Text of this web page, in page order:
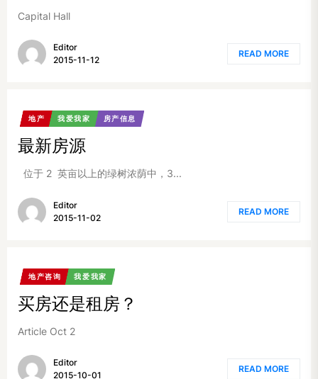
Capital Hall
Editor
2015-11-12
READ MORE
地产 我爱我家 房产信息
最新房源
位于 2 英亩以上的绿树浓荫中，3...
Editor
2015-11-02
READ MORE
地产咨询 我爱我家
买房还是租房？
Article Oct 2
Editor
2015-10-01
READ MORE